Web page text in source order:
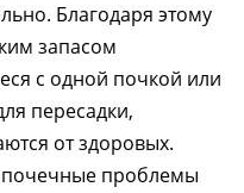
Благодаря этому
запасом
с одной почкой или
пересадки,
от здоровых.
почечные проблемы